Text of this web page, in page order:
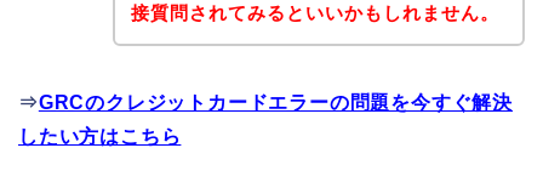
接質問されてみるといいかもしれません。
⇒GRCのクレジットカードエラーの問題を今すぐ解決
したい方はこちら